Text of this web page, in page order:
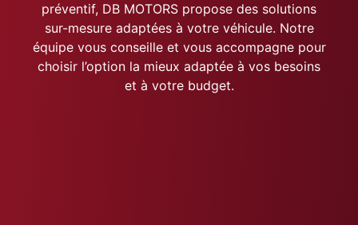
préventif, DB MOTORS propose des solutions
sur-mesure adaptées à votre véhicule. Notre
équipe vous conseille et vous accompagne pour
choisir l’option la mieux adaptée à vos besoins
et à votre budget.